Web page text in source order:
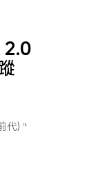
2.0
代) 13